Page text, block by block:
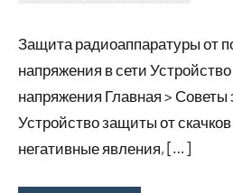
2023
Защита радиоаппаратуры от
напряжения в сети
напряжения Главная > Советы
Устройство защиты от
негативные явления, […]